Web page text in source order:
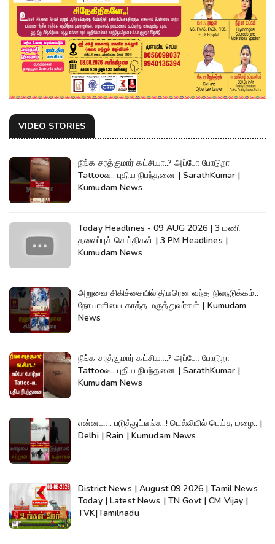
VIDEO STORIES
நீங்க சரத்குமார் கட்சியா..? அப்போ போடுறா
Tattooவ.. புதிய நிபந்தனை | SarathKumar |
Kumudam News
Today Headlines - 09 AUG 2026 | 3 மணி
தலைப்புச் செய்திகள் | 3 PM Headlines |
Kumudam News
அறுவை சிகிச்சையில் திடீரென வந்த நிலநடுக்கம்..
நோயாளியை காத்த மருத்துவர்கள் | Kumudam
News
நீங்க சரத்குமார் கட்சியா..? அப்போ போடுறா
Tattooவ.. புதிய நிபந்தனை | SarathKumar |
Kumudam News
என்னடா.. படுத்துட்டீங்க..! டெல்லியில் பெய்த மழை.. |
Delhi | Rain | Kumudam News
District News | August 09 2026 | Tamil News
Today | Latest News | TN Govt | CM Vijay |
TVK|Tamilnadu